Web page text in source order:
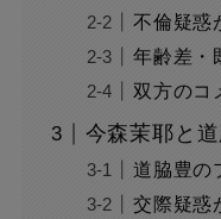
不倫疑惑
年齢差・
双方のコ
今森茉耶と
道脇豊の
交際疑惑